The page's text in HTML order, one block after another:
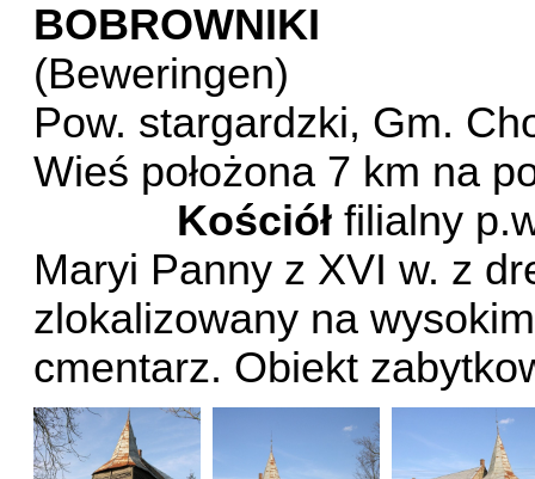
BOBROWNIKI
(Beweringen)
Pow. stargardzki, Gm.
Wieś położona 7 km na
Kościół filialny
Maryi Panny z XVI w. z
zlokalizowany na
cmentarz. Obiekt